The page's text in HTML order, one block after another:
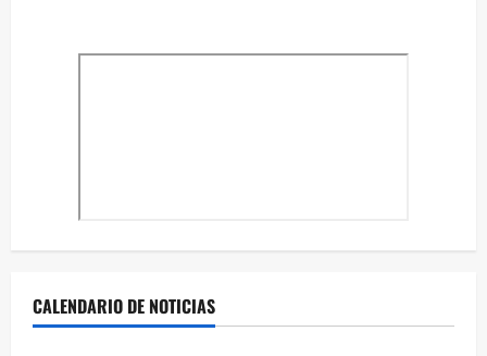
CALENDARIO DE NOTICIAS